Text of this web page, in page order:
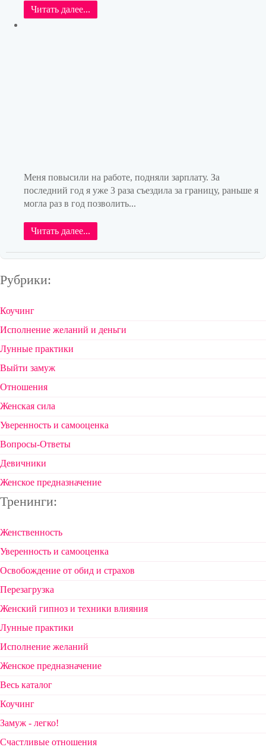
Читать далее...
Меня повысили на работе, подняли зарплату. За
последний год я уже 3 раза съездила за границу, раньше я
могла раз в год позволить...
Читать далее...
Рубрики:
Коучинг
Исполнение желаний и деньги
Лунные практики
Выйти замуж
Отношения
Женская сила
Уверенность и самооценка
Вопросы-Ответы
Девичники
Женское предназначение
Тренинги:
Женственность
Уверенность и самооценка
Освобождение от обид и страхов
Перезагрузка
Женский гипноз и техники влияния
Лунные практики
Исполнение желаний
Женское предназначение
Весь каталог
Коучинг
Замуж - легко!
Счастливые отношения